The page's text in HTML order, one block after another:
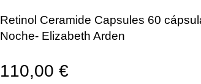
Prosolaris Utensilios de Peluquería
Retinol Ceramide Capsules 60
Noche- Elizabeth Arden
110,00 €